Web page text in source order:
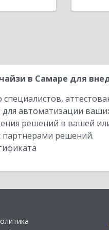
в Самаре для
специалистов,
для автоматизации
решений в вашей
решений.